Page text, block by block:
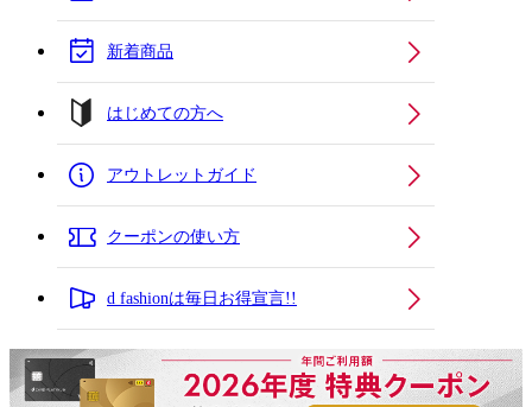
新着商品
はじめての方へ
アウトレットガイド
クーポンの使い方
d fashionは毎日お得宣言!!